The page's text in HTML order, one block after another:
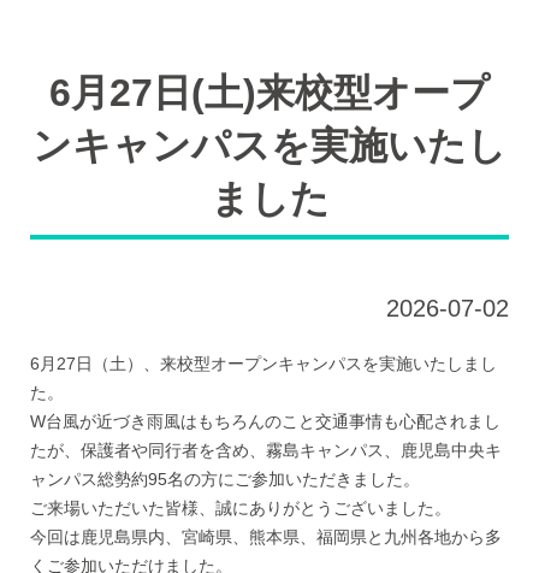
6月27日(土)来校型オープ
ンキャンパスを実施いたし
ました
2026-07-02
6月27日（土）、来校型オープンキャンパスを実施いたしまし
た。
W台風が近づき雨風はもちろんのこと交通事情も心配されまし
たが、保護者や同行者を含め、霧島キャンパス、鹿児島中央キ
ャンパス総勢約95名の方にご参加いただきました。
ご来場いただいた皆様、誠にありがとうございました。
今回は鹿児島県内、宮崎県、熊本県、福岡県と九州各地から多
くご参加いただけました。